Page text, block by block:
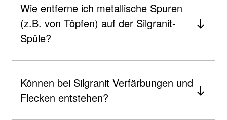
Wie entferne ich metallische Spuren
(z.B. von Töpfen) auf der Silgranit-
Spüle?
Können bei Silgranit Verfärbungen und
Flecken entstehen?